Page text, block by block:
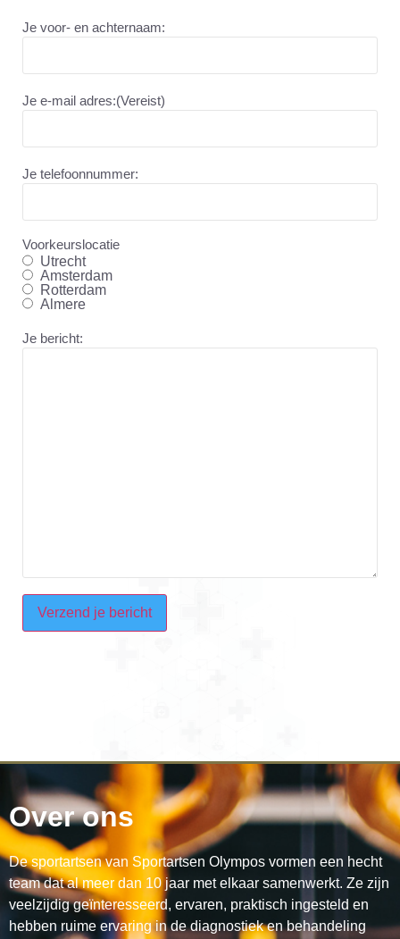
Je voor- en achternaam:
Je e-mail adres:(Vereist)
Je telefoonnummer:
Voorkeurslocatie
Utrecht
Amsterdam
Rotterdam
Almere
Je bericht:
CAPTCHA
Over ons
De sportartsen van Sportartsen Olympos vormen een hecht
team dat al meer dan 10 jaar met elkaar samenwerkt. Ze zijn
veelzijdig geïnteresseerd, ervaren, praktisch ingesteld en
hebben ruime ervaring in de diagnostiek en behandeling